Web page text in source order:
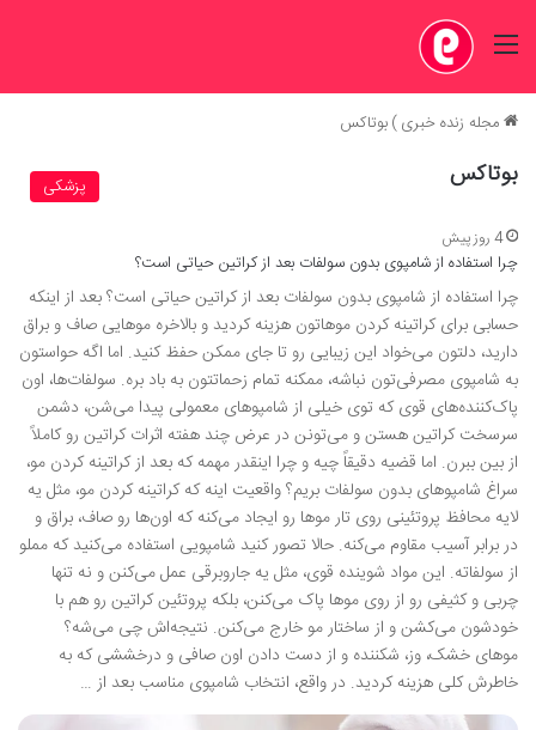
منو
مجله زنده خبری)بوتاکس
بوتاکس پزشکی
4 روز پیش
چرا استفاده از شامپوی بدون سولفات بعد از کراتین حیاتی است؟
چرا استفاده از شامپوی بدون سولفات بعد از کراتین حیاتی است؟ بعد از اینکه
حسابی برای کراتینه کردن موهاتون هزینه کردید و بالاخره موهایی صاف و براق
دارید، دلتون می‌خواد این زیبایی رو تا جای ممکن حفظ کنید. اما اگه حواستون
به شامپوی مصرفی‌تون نباشه، ممکنه تمام زحماتتون به باد بره. سولفات‌ها، اون
پاک‌کننده‌های قوی که توی خیلی از شامپوهای معمولی پیدا می‌شن، دشمن
سرسخت کراتین هستن و می‌تونن در عرض چند هفته اثرات کراتین رو کاملاً
از بین ببرن. اما قضیه دقیقاً چیه و چرا اینقدر مهمه که بعد از کراتینه کردن مو،
سراغ شامپوهای بدون سولفات بریم؟ واقعیت اینه که کراتینه کردن مو، مثل یه
لایه محافظ پروتئینی روی تار موها رو ایجاد می‌کنه که اون‌ها رو صاف، براق و
در برابر آسیب مقاوم می‌کنه. حالا تصور کنید شامپویی استفاده می‌کنید که مملو
از سولفاته. این مواد شوینده قوی، مثل یه جاروبرقی عمل می‌کنن و نه تنها
چربی و کثیفی رو از روی موها پاک می‌کنن، بلکه پروتئین کراتین رو هم با
خودشون می‌کشن و از ساختار مو خارج می‌کنن. نتیجه‌اش چی می‌شه؟
موهای خشک، وز، شکننده و از دست دادن اون صافی و درخششی که به
خاطرش کلی هزینه کردید. در واقع، انتخاب شامپوی مناسب بعد از …